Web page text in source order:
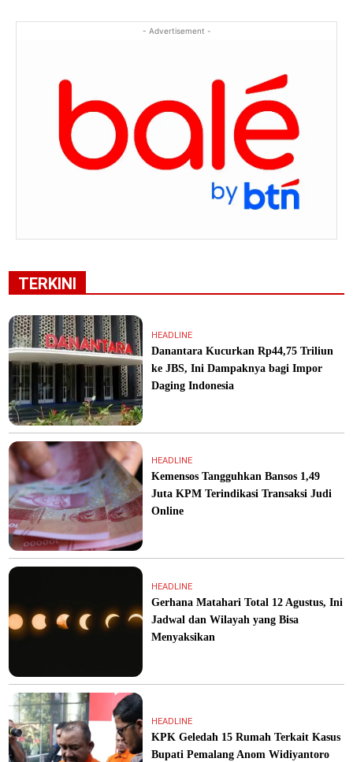
- Advertisement -
TERKINI
HEADLINE
Danantara Kucurkan Rp44,75 Triliun
ke JBS, Ini Dampaknya bagi Impor
Daging Indonesia
HEADLINE
Kemensos Tangguhkan Bansos 1,49
Juta KPM Terindikasi Transaksi Judi
Online
HEADLINE
Gerhana Matahari Total 12 Agustus, Ini
Jadwal dan Wilayah yang Bisa
Menyaksikan
HEADLINE
KPK Geledah 15 Rumah Terkait Kasus
Bupati Pemalang Anom Widiyantoro